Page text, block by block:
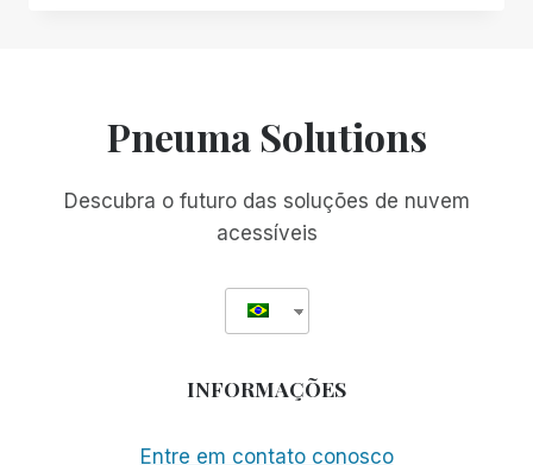
Pneuma Solutions
Descubra o futuro das soluções de nuvem
acessíveis
INFORMAÇÕES
Entre em contato conosco